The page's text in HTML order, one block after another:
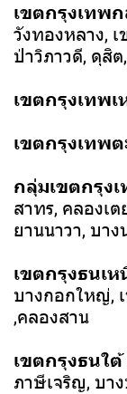
เขตกรุงเทพก
วังทองหลาง,
ป่าวิภาวดี, ดุสิต
เขตกรุงเทพเ
เขตกรุงเทพ
กลุ่มเขตกรุง
สาทร, คลองเ
ยานนาวา, บาง
เขตกรุงธนเห
บางกอกใหญ่,
,คลองสาน
เขตกรุงธนใต้
ภาษีเจริญ, บา